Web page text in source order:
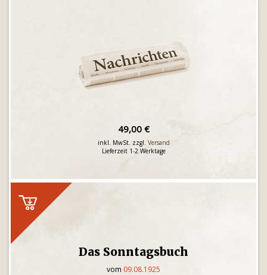
49,00 €
inkl. MwSt. zzgl. Versand
Lieferzeit 1-2 Werktage
Das Sonntagsbuch
vom 09.08.1925